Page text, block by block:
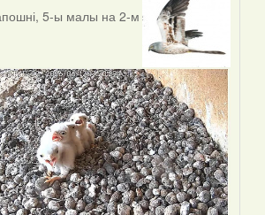
5-ы малы на 2-м